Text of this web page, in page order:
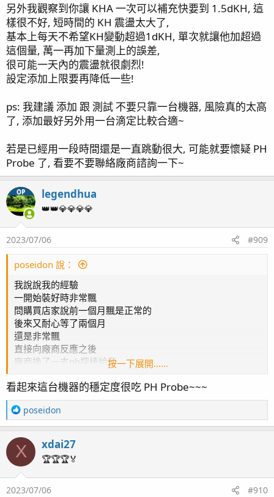
我的前幾天測試數值莫名的跳動，打氣設備也清洗過，測試
數值還是亂跳，真是傷腦經
另外我觀察到你讓 KHA 一次可以補充快要到 1.5dKH, 這
樣很不好, 短時間的 KH 震盪太大了,
基本上每天不希望KH變動超過1dKH, 單次就讓他加超過
這個量, 萬一再加下量測上的誤差,
很可能一天內的震盪就很劇烈!
設定添加上限要再降低一些!
ps: 我建議 添加 跟 測試 不要只靠一台機器, 風險真的太高
了, 添加最好另外用一台滴定比較合適~
若是已經用一段時間還是一直跳動很大, 可能就要懷疑 PH
Probe 了, 看要不要聯絡廠商諮詢一下~
OP legendhua
👑👑💎💎💎💎
2023/07/06 #909
poseidon 說：
我說說我的經驗
一開始裝好時非常飄
問購買店家說前一個月飄是正常的
後來又耐心等了兩個月
還是非常飄
直接向廠商反應之後
廠商換了一支ph探棒給我
前三月還沒換探棒之前還測過負值的kh
按一下展開……
看起來這台機器的穩定度很吃 PH Probe~~~
R
e
c
t
i
o
n
poseidon
X xdai27
🏆🏆🏆🏅
2023/07/06 #910